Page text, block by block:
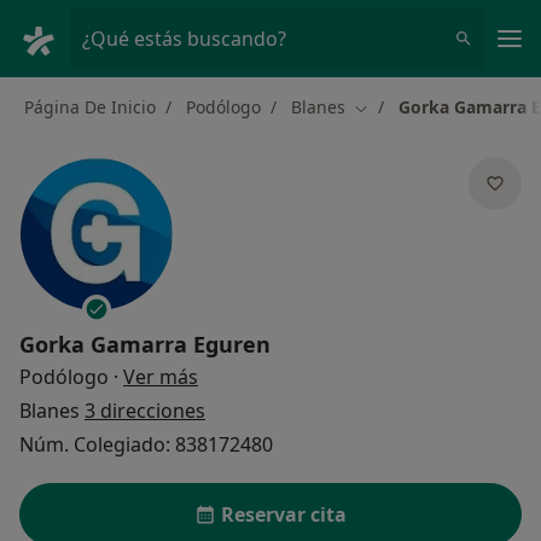
¿Qué estás buscando?
Página De Inicio Podólogo Blanes Cambiar de ciudad
Gorka Gamarra
Gorka Gamarra Eguren
Podólogo · Ver más
Blanes 3 direcciones
Núm. Colegiado: 838172480
Reservar cita